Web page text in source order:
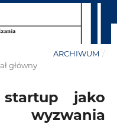
ARCHIWUM /
główny
jako
wyzwania